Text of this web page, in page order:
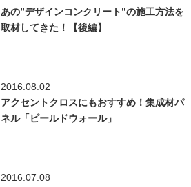
あの”デザインコンクリート”の施工方法を
取材してきた！【後編】
2016.08.02
アクセントクロスにもおすすめ！集成材パ
ネル「ピールドウォール」
2016.07.08